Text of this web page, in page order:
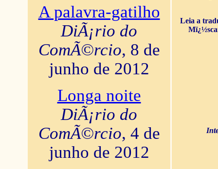
A palavra-gatilho
DiÃ¡rio do
ComÃ©rcio, 8 de
junho de 2012
Longa noite
DiÃ¡rio do
ComÃ©rcio, 4 de
junho de 2012
Leia a